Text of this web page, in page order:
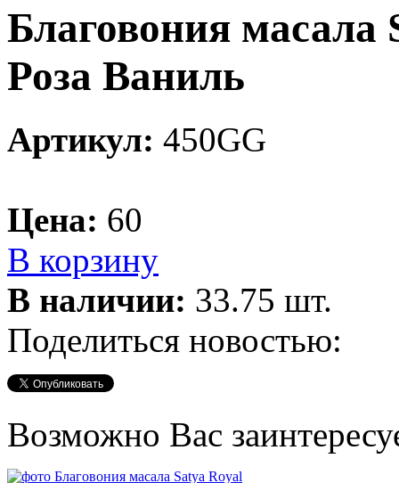
Благовония
Роза Ваниль
Артикул: 450GG
Цена: 60
В корзину
В наличии: 33.75 шт.
Поделиться новостью:
Возможно Вас